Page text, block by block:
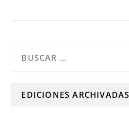
EDICIONES ARCHIVADAS